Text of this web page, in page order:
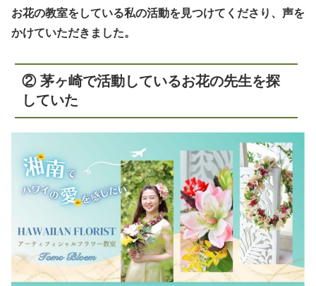
お花の教室をしている私の活動を見つけてくださり、声を
かけていただきました。
② 茅ヶ崎で活動しているお花の先生を探
していた